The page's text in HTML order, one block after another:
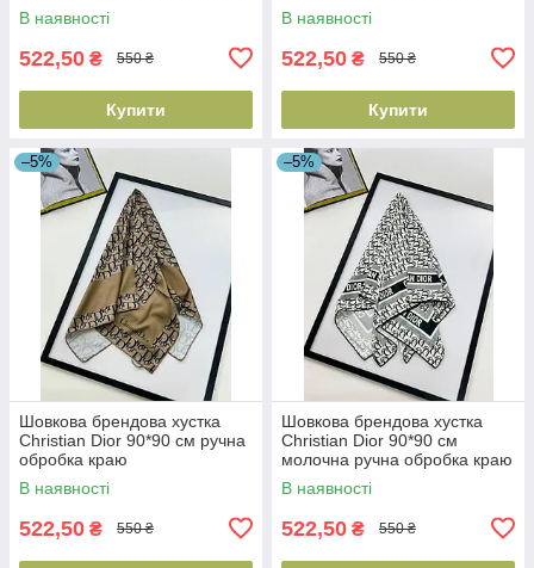
В наявності
522,50 ₴ 550 ₴
Купити
обробка краю
В наявності
522,50 ₴ 550 ₴
Купити
–5%
Шовкова брендова хустка
Christian Dior 90*90 см ручна
обробка краю
В наявності
522,50 ₴ 550 ₴
–5%
Шовкова брендова хустка
Christian Dior 90*90 см
молочна ручна обробка краю
В наявності
522,50 ₴ 550 ₴